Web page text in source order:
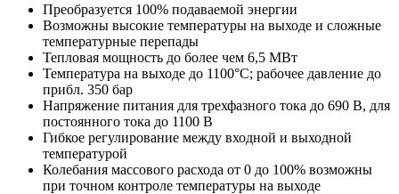
Преобразуется 100% подаваемой энергии
Возможны высокие температуры на выходе и сложные
температурные перепады
Тепловая мощность до более чем 6,5 МВт
Температура на выходе до 1100°C; рабочее давление до
прибл. 350 бар
Напряжение питания для трехфазного тока до 690 В, для
постоянного тока до 1100 В
Гибкое регулирование между входной и выходной
температурой
Колебания массового расхода от 0 до 100% возможны
при точном контроле температуры на выходе